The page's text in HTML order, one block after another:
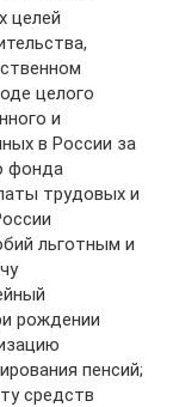
целей
целого
и
в России за
фонда
трудовых и
льготным и
рождении
пенсий;
средств